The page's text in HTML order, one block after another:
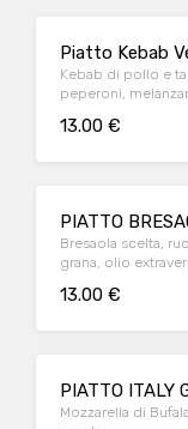
Piatto Kebab
Kebab di pollo e tacchino , verdure grigliate (zucchine,
peperoni,
13.00 €
PIATTO
Bresaola scelta,
grana, olio
13.00 €
PIATTO ITALY
Mozzarella di